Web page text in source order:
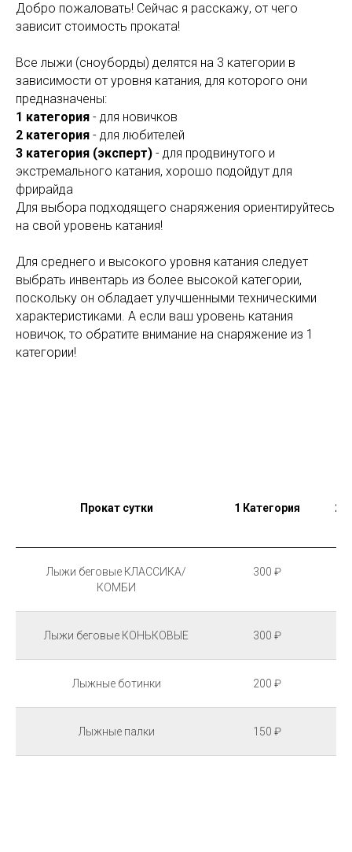
Добро пожаловать! Сейчас я расскажу, от чего
зависит стоимость проката!
Все лыжи (сноуборды) делятся на 3 категории в
зависимости от уровня катания, для которого они
предназначены:
1 категория - для новичков
2 категория - для любителей
3 категория (эксперт) - для продвинутого и
экстремального катания, хорошо подойдут для
фрирайда
Для выбора подходящего снаряжения ориентируйтесь
на свой уровень катания!
Для среднего и высокого уровня катания следует
выбрать инвентарь из более высокой категории,
поскольку он обладает улучшенными техническими
характеристиками. А если ваш уровень катания
новичок, то обратите внимание на снаряжение из 1
категории!
Прокат сутки 1 Категория 2
Лыжи беговые КЛАССИКА/
КОМБИ
300 ₽
Лыжи беговые КОНЬКОВЫЕ 300 ₽
Лыжные ботинки 200 ₽
Лыжные палки 150 ₽